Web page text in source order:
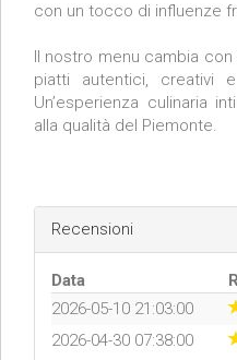
con un tocco di influenze
Il nostro menu cambia
piatti autentici, creativi
Un’esperienza culinaria
alla qualità del Piemonte.
Recensioni
Data
2026-05-10 21:03:00
2026-04-30 07:38:00